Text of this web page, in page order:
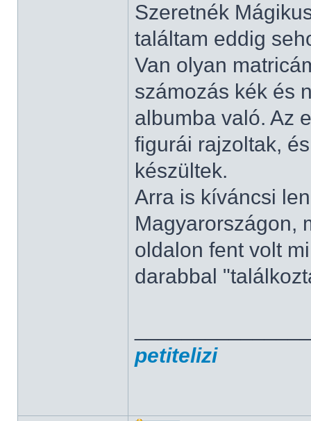
Szeretnék
találtam eddig
Van olyan
számozás kék és
albumba való. Az
figurái rajzoltak,
készültek.
Arra is kíváncsi
Magyarországon,
oldalon fent volt
darabbal
petitelizi